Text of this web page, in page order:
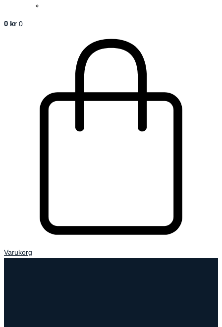
0 kr 0
Varukorg